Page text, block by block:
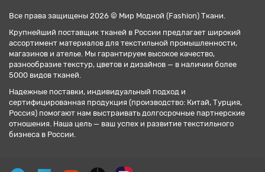
Все права защищены 2026 © Мир Модной (Fashion) Ткани.
Крупнейший поставщик тканей в России предлагает широкий
ассортимент материалов для текстильной промышленности,
магазинов и ателье. Мы гарантируем высокое качество,
разнообразие текстур, цветов и дизайнов — в наличии более
5000 видов тканей.
Надежные поставки, индивидуальный подход и
сертифицированная продукция (производство: Китай, Турция,
Россия) помогают нам выстраивать долгосрочные партнерские
отношения. Наша цель — ваш успех и развитие текстильного
бизнеса в России.